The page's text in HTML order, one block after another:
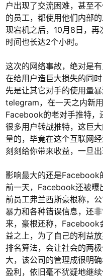
户出现了交流困难，甚至
的员工，都使用他们内部
现宕机之后，10月8日，
时间也长达2个小时。
这次的网络事故，绝对是
在给用户造巨大损失的同
先是让其它对手的使用量
telegram，在一天之内新
Facebook的老对手推特，
很多用户转战推特，这巨
量的，毕竟在这个互联网
刻刻给你带来收益，一旦出
影响最大的还是Facebook
前一天，Facebook还被曝
前员工弗兰西斯豪根称，
暴力和各种错误信息，还
来，豪根还称，Facebook
益之上，为了自己的利益
排名算法，会让社会的两
大，该公司的管理成很明
盈利，依旧毫不犹疑地继续